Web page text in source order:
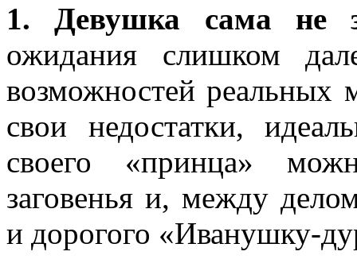
1. Девушка сама не
ожидания слишком
возможностей реальных
свои недостатки,
своего «принца»
заговенья и, между
и дорогого «Иванушку-